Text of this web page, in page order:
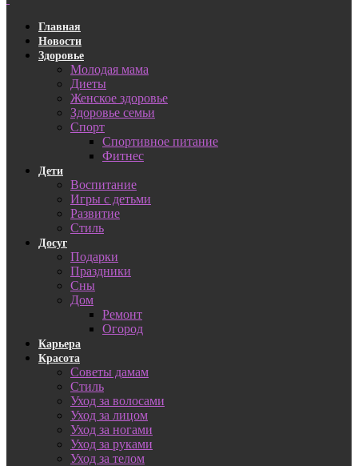
Главная
Новости
Здоровье
Молодая мама
Диеты
Женское здоровье
Здоровье семьи
Спорт
Спортивное питание
Фитнес
Дети
Воспитание
Игры с детьми
Развитие
Стиль
Досуг
Подарки
Праздники
Сны
Дом
Ремонт
Огород
Карьера
Красота
Советы дамам
Стиль
Уход за волосами
Уход за лицом
Уход за ногами
Уход за руками
Уход за телом